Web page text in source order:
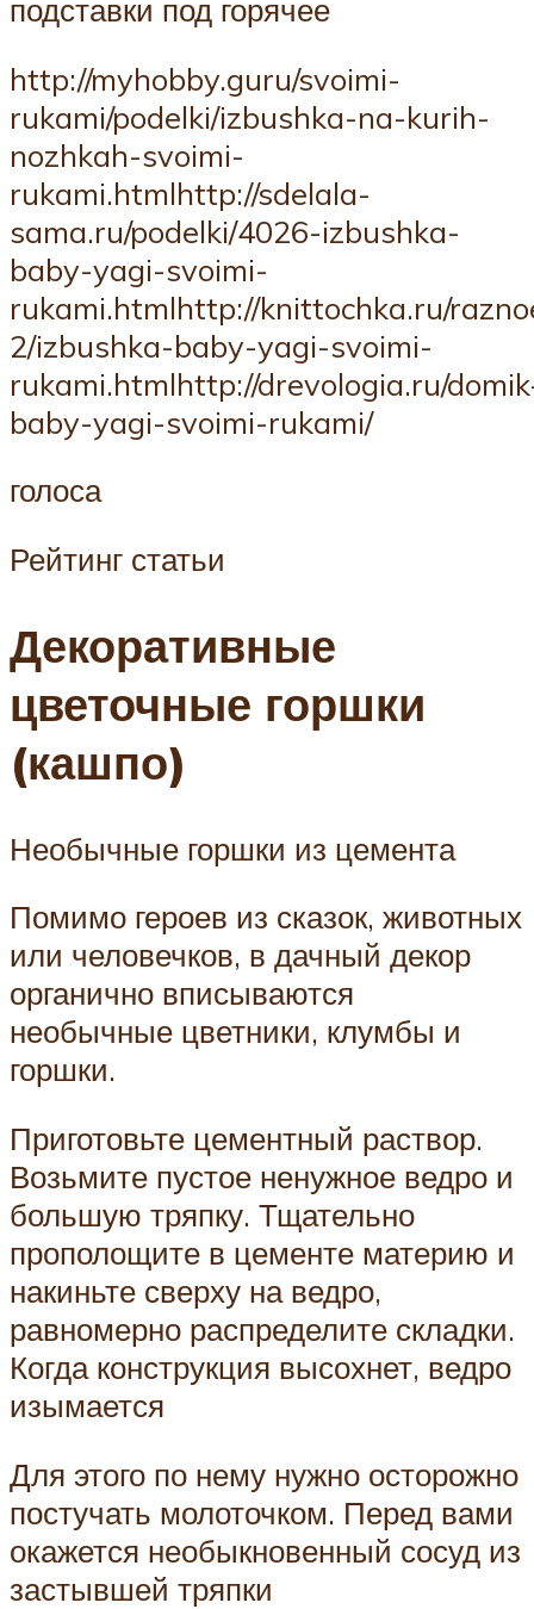
подставки под горячее
http://myhobby.guru/svoimi-
rukami/podelki/izbushka-na-kurih-
nozhkah-svoimi-
rukami.htmlhttp://sdelala-
sama.ru/podelki/4026-izbushka-
baby-yagi-svoimi-
rukami.htmlhttp://knittochka.ru/
2/izbushka-baby-yagi-svoimi-
rukami.htmlhttp://drevologia.ru/
baby-yagi-svoimi-rukami/
голоса
Рейтинг статьи
Декоративные
цветочные горшки
(кашпо)
Необычные горшки из цемента
Помимо героев из сказок, животных
или человечков, в дачный декор
органично вписываются
необычные цветники, клумбы и
горшки.
Приготовьте цементный раствор.
Возьмите пустое ненужное ведро и
большую тряпку. Тщательно
прополощите в цементе материю и
накиньте сверху на ведро,
равномерно распределите складки.
Когда конструкция высохнет, ведро
изымается
Для этого по нему нужно осторожно
постучать молоточком. Перед вами
окажется необыкновенный сосуд из
застывшей тряпки